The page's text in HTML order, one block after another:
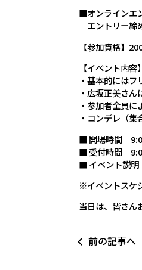
■オンラインエ
エントリー締
【参加資格】
【イベント内容
・基本的にはフ
・広坂正美さん
・参加者全員
・コンデレ（集
■ 開場時間
■ 受付時間
■ イベント説
※イベントスケ
当日は、皆さん
前の記事へ